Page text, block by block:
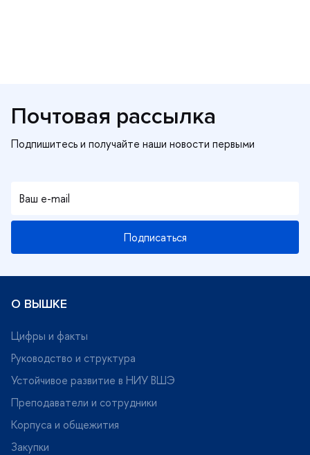
Почтовая рассылка
Подписаться
О ВЫШКЕ
Цифры и факты
Руководство и структура
Устойчивое развитие в НИУ ВШЭ
Преподаватели и сотрудники
Корпуса и общежития
Закупки